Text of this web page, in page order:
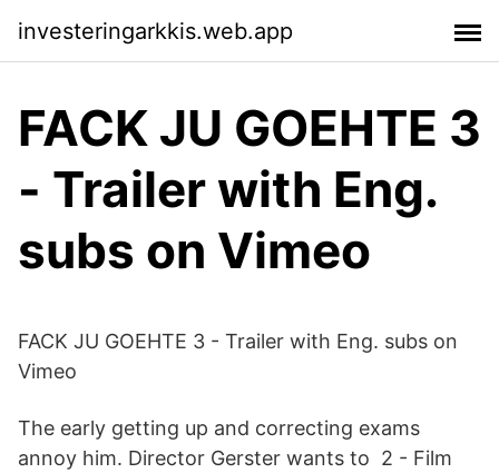
investeringarkkis.web.app
FACK JU GOEHTE 3
- Trailer with Eng.
subs on Vimeo
FACK JU GOEHTE 3 - Trailer with Eng. subs on
Vimeo
The early getting up and correcting exams
annoy him. Director Gerster wants to 2 - Film